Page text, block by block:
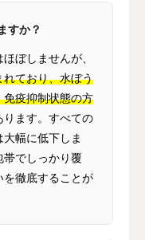
すか？
ぼしませんが、
れており、水ぼう
免疫抑制状態の方
ります。すべての
幅に低下しま
帯でしっかり覆
を徹底することが